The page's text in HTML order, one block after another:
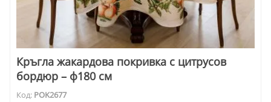
Кръгла жакардова покривка с цитрусов
бордюр – ф180 см
Код: POK2677